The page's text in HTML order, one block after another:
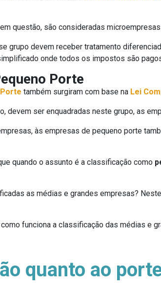
questão, são consideradas
grupo devem receber tratamento
onde todos os impostos são
Porte
também surgiram com base na Lei
devem ser enquadradas neste grupo, as
às empresas de pequeno porte
quando o assunto é a classificação como
as médias e grandes empresas?
funciona a classificação das médias e
quanto ao